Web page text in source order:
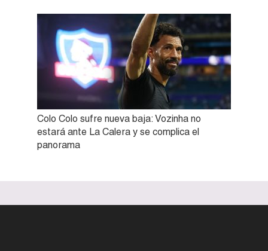
Colo Colo sufre nueva baja: Vozinha no
estará ante La Calera y se complica el
panorama